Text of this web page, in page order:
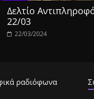
Δελτίο
22/03
22/03/2024
ραδιόφωνα